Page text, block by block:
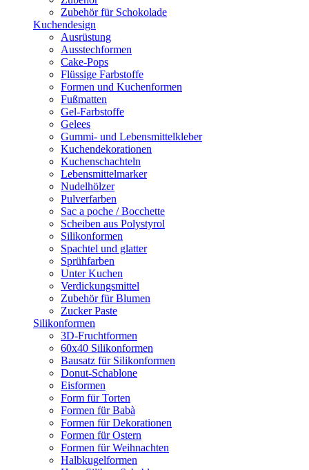
Zubehör für Schokolade
Kuchendesign
Ausrüstung
Ausstechformen
Cake-Pops
Flüssige Farbstoffe
Formen und Kuchenformen
Fußmatten
Gel-Farbstoffe
Gelees
Gummi- und Lebensmittelkleber
Kuchendekorationen
Kuchenschachteln
Lebensmittelmarker
Nudelhölzer
Pulverfarben
Sac a poche / Bocchette
Scheiben aus Polystyrol
Silikonformen
Spachtel und glatter
Sprühfarben
Unter Kuchen
Verdickungsmittel
Zubehör für Blumen
Zucker Paste
Silikonformen
3D-Fruchtformen
60x40 Silikonformen
Bausatz für Silikonformen
Donut-Schablone
Eisformen
Form für Torten
Formen für Babà
Formen für Dekorationen
Formen für Ostern
Formen für Weihnachten
Halbkugelformen